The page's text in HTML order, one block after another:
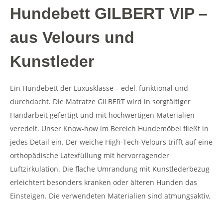
Hundebett GILBERT VIP –
aus Velours und
Kunstleder
Ein Hundebett der Luxusklasse – edel, funktional und
durchdacht. Die Matratze GILBERT wird in sorgfältiger
Handarbeit gefertigt und mit hochwertigen Materialien
veredelt. Unser Know-how im Bereich Hundemöbel fließt in
jedes Detail ein. Der weiche High-Tech-Velours trifft auf eine
orthopädische Latexfüllung mit hervorragender
Luftzirkulation. Die flache Umrandung mit Kunstlederbezug
erleichtert besonders kranken oder älteren Hunden das
Einsteigen. Die verwendeten Materialien sind atmungsaktiv,